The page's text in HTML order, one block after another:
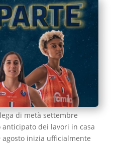
di metà settembre
dei lavori in casa
inizia ufficialmente